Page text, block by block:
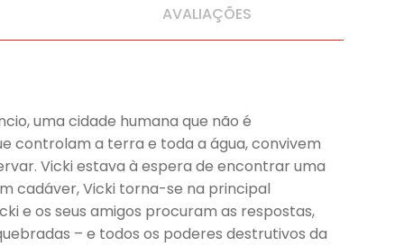
AVALIAÇÕES
uma cidade humana que não é
controlam a terra e toda a água, convivem
Vicki estava à espera de encontrar uma
cadáver, Vicki torna-se na principal
e os seus amigos procuram as respostas,
– e todos os poderes destrutivos da